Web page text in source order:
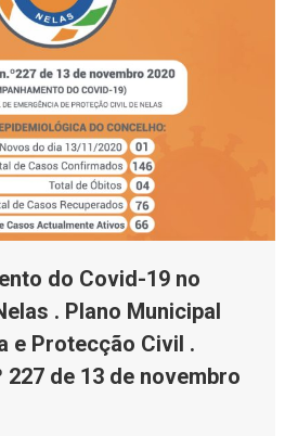
do Covid-19 no
. Plano Municipal
e Protecção Civil .
227 de 13 de novembro